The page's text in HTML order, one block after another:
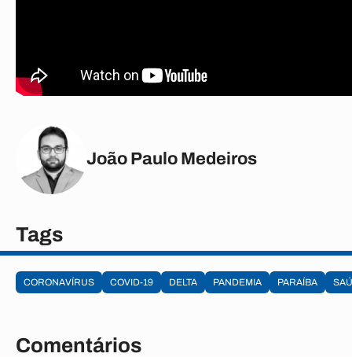
João Paulo Medeiros
Tags
CORONAVÍRUS COVID-19 DELTA PANDEMIA PARAÍBA
Comentários